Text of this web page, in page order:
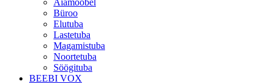
Büroo
Elutuba
Lastetuba
Magamistuba
Noortetuba
Söögituba
BEEBI VOX